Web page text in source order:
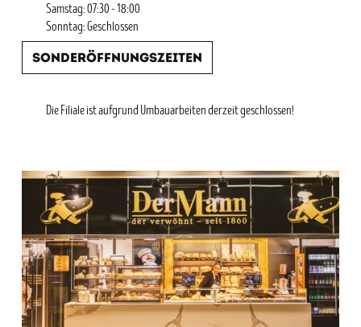
Samstag: 07:30 - 18:00
Sonntag: Geschlossen
Sonderöffnungszeiten
Die Filiale ist aufgrund Umbauarbeiten derzeit geschlossen!